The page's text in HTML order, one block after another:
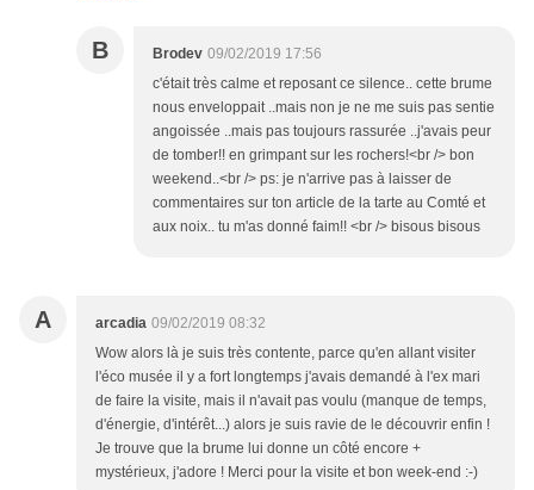
B Brodev 09/02/2019 17:56
c'était très calme et reposant ce silence.. cette brume
nous enveloppait ..mais non je ne me suis pas sentie
angoissée ..mais pas toujours rassurée ..j'avais peur
de tomber!! en grimpant sur les rochers!<br /> bon
weekend..<br /> ps: je n'arrive pas à laisser de
commentaires sur ton article de la tarte au Comté et
aux noix.. tu m'as donné faim!! <br /> bisous bisous
A arcadia 09/02/2019 08:32
Wow alors là je suis très contente, parce qu'en allant visiter
l'éco musée il y a fort longtemps j'avais demandé à l'ex mari
de faire la visite, mais il n'avait pas voulu (manque de temps,
d'énergie, d'intérêt...) alors je suis ravie de le découvrir enfin !
Je trouve que la brume lui donne un côté encore +
mystérieux, j'adore ! Merci pour la visite et bon week-end :-)